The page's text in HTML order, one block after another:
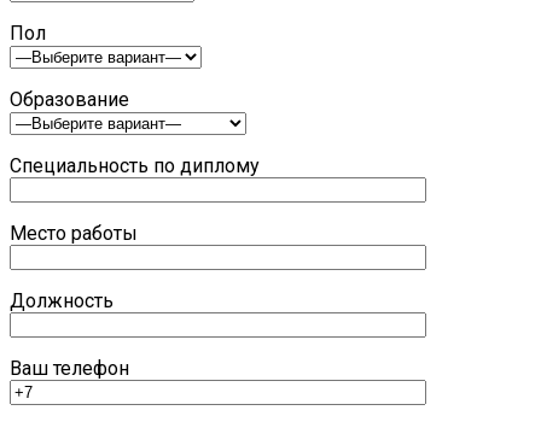
Пол
Образование
Специальность по диплому
Место работы
Должность
Ваш телефон